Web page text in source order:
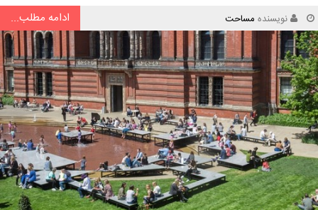
نویسنده مساحت ادامه مطلب...